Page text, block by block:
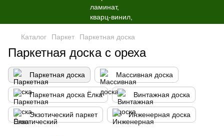
Каталог Паркет Паркетная доска
Паркетная доска с ореха
Паркетная доска Массивная доска
Паркетная доска Ёлка Винтажная доска
Экзотический паркет Инженерная доска